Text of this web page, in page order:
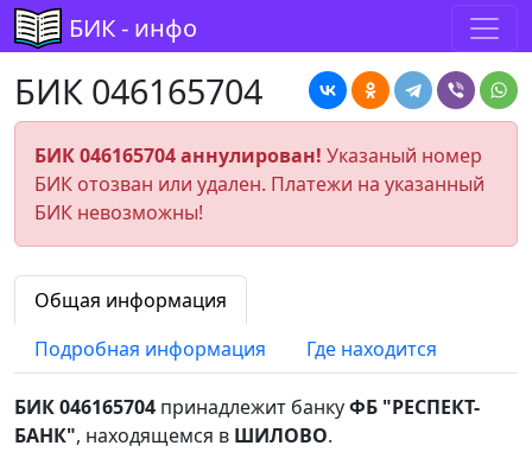
БИК - инфо
БИК 046165704
БИК 046165704 аннулирован! Указаный номер
БИК отозван или удален. Платежи на указанный
БИК невозможны!
Общая информация
Подробная информация
Где находится
БИК 046165704 принадлежит банкуФБ "РЕСПЕКТ-
БАНК", находящемся в ШИЛОВО.